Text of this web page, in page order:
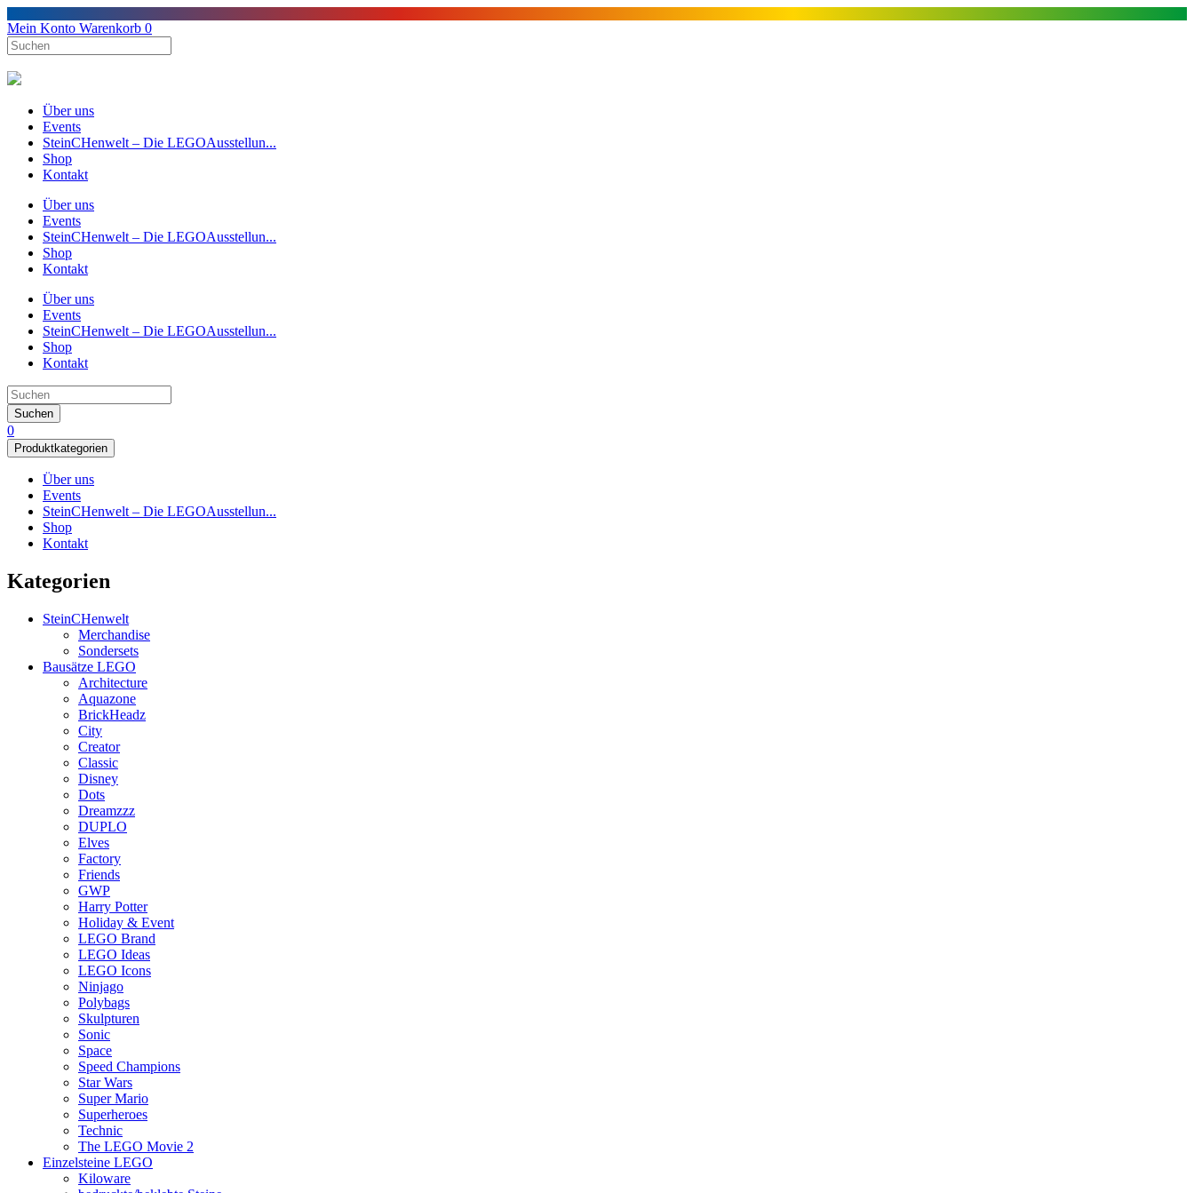
Mein Konto Warenkorb 0
Über uns
Events
SteinCHenwelt – Die LEGOAusstellun...
Shop
Kontakt
Über uns
Events
SteinCHenwelt – Die LEGOAusstellun...
Shop
Kontakt
Über uns
Events
SteinCHenwelt – Die LEGOAusstellun...
Shop
Kontakt
Suchen
0
Produktkategorien
Über uns
Events
SteinCHenwelt – Die LEGOAusstellun...
Shop
Kontakt
Kategorien
SteinCHenwelt
Merchandise
Sondersets
Bausätze LEGO
Architecture
Aquazone
BrickHeadz
City
Creator
Classic
Disney
Dots
Dreamzzz
DUPLO
Elves
Factory
Friends
GWP
Harry Potter
Holiday & Event
LEGO Brand
LEGO Ideas
LEGO Icons
Ninjago
Polybags
Skulpturen
Sonic
Space
Speed Champions
Star Wars
Super Mario
Superheroes
Technic
The LEGO Movie 2
Einzelsteine LEGO
Kiloware